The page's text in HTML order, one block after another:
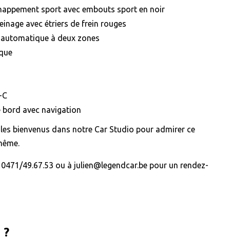
sport avec embouts sport en noir
avec étriers de frein rouges
à deux zones
bord avec navigation
bienvenus dans notre Car Studio pour admirer ce
49.67.53 ou à julien@legendcar.be pour un rendez-